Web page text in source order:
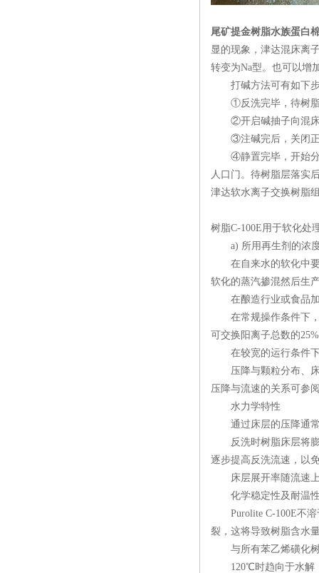
尾矿提金树脂水族蛋白
显的现象，津达混床离
转变为Na型。也可以增
打碱方法可有如下
①反洗完毕，待树脂
②开启碱抽子向混床
③注碱完后，关闭正
④静置完毕，开始分层
人口门。待树脂层落实
津达软水离子交换树脂
树脂C-100E用于软化
a) 所用再生剂的浓
在自来水的软化中要
软化的蒸汽掺混然后生
在酿造行业或食品加
在常规操作条件下，
可交换阳离子总数的
在较宽的运行条件下
压降与颗粒分布、床
压降与流速的关系可参
水力学特性
通过床层的压降通常
反洗时树脂床层将膨
逐步提高反洗流速，以
床层展开率随流速上
化学稳定性及耐温
Purolite C-100E不溶
裂，这将导致树脂含水
与所有苯乙烯磺化树
120℃时趋向于水解